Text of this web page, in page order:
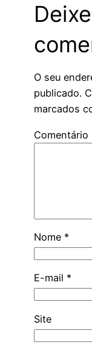
O seu
publicado.
marcados
Comentário
Nome *
E-mail *
Site